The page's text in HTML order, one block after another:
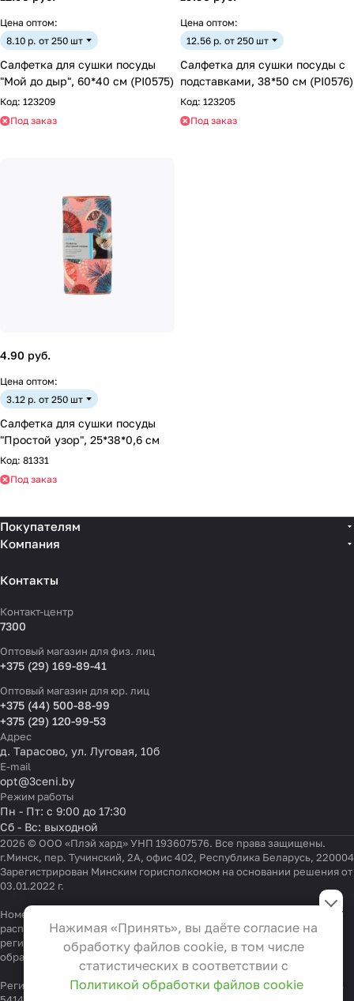
Цена оптом:
8.10 р. от 250 шт
Салфетка для сушки посуды
"Мой до дыр", 60*40 см (PI0575)
Код: 123209
Под заказ
Цена оптом:
12.56 р. от 250 шт
Салфетка для сушки посуды с
подставками, 38*50 см (PI0576)
Код: 123205
Под заказ
4.90 руб.
Цена оптом:
3.12 р. от 250 шт
Салфетка для сушки посуды
"Простой узор", 25*38*0,6 см
Код: 81331
Под заказ
Покупателям
Компания
Контакты
Контакт-центр
7300
Оптовый магазин для физ. лиц
+375 (29) 169-89-41
Оптовый магазин для юр. лиц
+375 (44) 500-88-99
+375 (29) 120-99-53
Адрес
д. Тарасово, ул. Луговая, 10б
E-mail
opt@3ceni.by
Режим работы
Пн - Пт: с 9:00 до 17:30
Сб - Вс: выходной
2026 © ООО «Плэй хард» УНП 193607576. Все права защищены.
г.Минск, пер. Тучинский, 2А, офис 402, Республика Беларусь, 220004
Зарегистрирован Минским горисполкомом на основании решения от
03.01.2022 г.
Номер телефона работников местных исполнительных и
распорядительных органов по месту государственной
регистрации ООО «Плэй хард», уполномоченных рассматривать
обращения покупателей:
+375 17 323-41-58 ,
Регистрационный номер в Торговом реестре Республики Беларусь
Настройки файлов cookie
Функциональные
Эти файлы необходимы для
функционирования сайта и не
могут быть отключены в наших
системах. Вы можете настроить
Нажимая «Принять», вы даёте согласие на
обработку файлов cookie, в том числе
статистических в соответствии с
Политикой обработки файлов cookie